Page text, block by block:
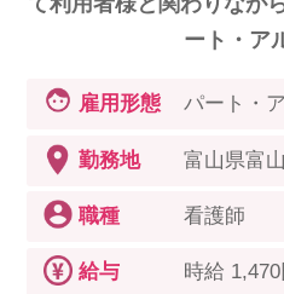
派遣で働く介護のリ
キャリアス
ート・ア
雇用形態 パート・
勤務地 富山県富
職種 看護師
給与 時給